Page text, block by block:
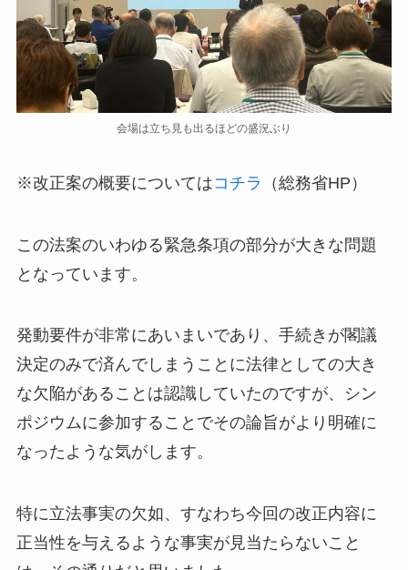
会場は立ち見も出るほどの盛況ぶり
※改正案の概要についてはコチラ （総務省HP）
この法案のいわゆる緊急条項の部分が大きな問題
となっています。
発動要件が非常にあいまいであり、手続きが閣議
決定のみで済んでしまうことに法律としての大き
な欠陥があることは認識していたのですが、シン
ポジウムに参加することでその論旨がより明確に
なったような気がします。
特に立法事実の欠如、すなわち今回の改正内容に
正当性を与えるような事実が見当たらないこと